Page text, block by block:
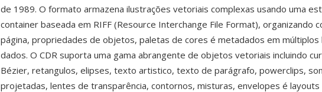
de 1989. O formato armazena ilustrações vetoriais complexas usando uma
container baseada em RIFF (Resource Interchange File Format), organizando
página, propriedades de objetos, paletas de cores é metadados em múltiplos
dados. O CDR suporta uma gama abrangente de objetos vetoriais incluindo
Bézier, retangulos, elipses, texto artistico, texto de parágrafo, powerclips,
projetadas, lentes de transparência, contornos, misturas, envelopes é layouts